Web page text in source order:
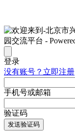
登录
没有账号？立即注册
手机号或邮箱
验证码
发送验证码